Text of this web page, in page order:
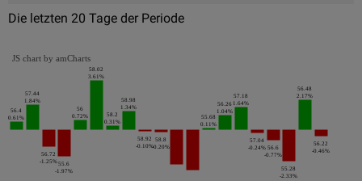
Die letzten 20 Tage der Periode
56.4
0.61%
57.44
1.84%
56.72
-1.25%55.6
-1.97%
56
0.72%
58.02
3.61%
58.2
0.31%
58.98
1.34%
58.92
-0.10%
58.8
-0.20%
55.68
0.11%
56.26
1.04%
57.18
1.64%
57.04
-0.24% 56.6
-0.77%
55.28
-2.33%
56.48
2.17%
56.22
-0.46%
JS chart by amCharts